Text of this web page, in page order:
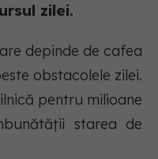
zilei.
depinde de cafea
obstacolele zilei.
pentru milioane
starea de